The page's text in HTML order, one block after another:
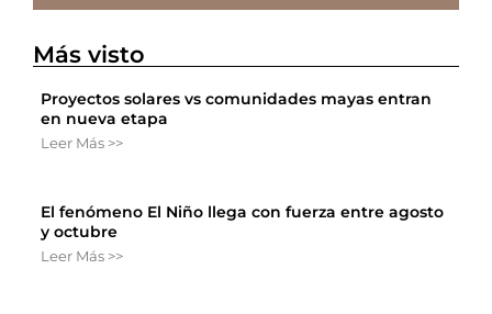
Más visto
Proyectos solares vs comunidades mayas entran
en nueva etapa
Leer Más >>
El fenómeno El Niño llega con fuerza entre agosto
y octubre
Leer Más >>